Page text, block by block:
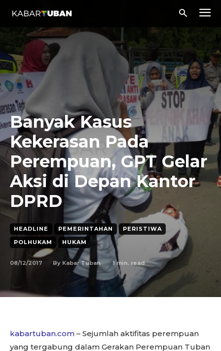
Banyak Kasus
Kekerasan Pada
Perempuan, GPT Gelar
Aksi di Depan Kantor
DPRD
HEADLINE PEMERINTAHAN
PERISTIWA
POLHUKAM
HUKAM
08/12/2017 By Kabar Tuban 1 min. read
kabartuban.com – Sejumlah aktifitas perempuan
yang tergabung dalam Gerakan Perempuan Tuban